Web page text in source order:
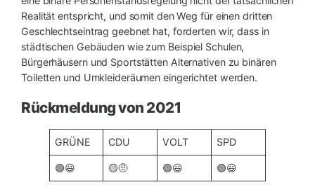
Realität entspricht, und somit den Weg für einen dritten
Geschlechtseintrag geebnet hat, forderten wir, dass in
städtischen Gebäuden wie zum Beispiel Schulen,
Bürgerhäusern und Sportstätten Alternativen zu binären
Toiletten und Umkleideräumen eingerichtet werden.
Rückmeldung von 2021
GRÜNE CDU VOLT SPD
🟢😃 🟡🤨 🟢😃 🟢😃